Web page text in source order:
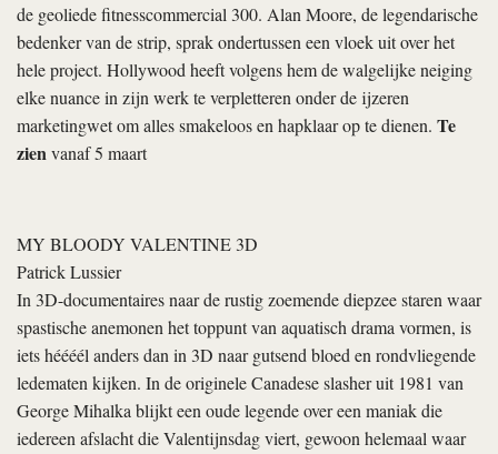
de geoliede fitnesscommercial 300. Alan Moore, de legendarische
bedenker van de strip, sprak ondertussen een vloek uit over het
hele project. Hollywood heeft volgens hem de walgelijke neiging
elke nuance in zijn werk te verpletteren onder de ijzeren
marketingwet om alles smakeloos en hapklaar op te dienen. Te
zienvanaf 5 maart
MY BLOODY VALENTINE 3D
Patrick Lussier
In 3D-documentaires naar de rustig zoemende diepzee staren waar
spastische anemonen het toppunt van aquatisch drama vormen, is
iets héééél anders dan in 3D naar gutsend bloed en rondvliegende
ledematen kijken. In de originele Canadese slasher uit 1981 van
George Mihalka blijkt een oude legende over een maniak die
iedereen afslacht die Valentijnsdag viert, gewoon helemaal waar